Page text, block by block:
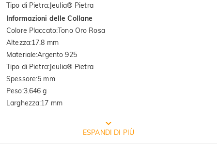
Tipo di Pietra:Jeulia® Pietra
Informazioni delle Collane
Colore Placcato:Tono Oro Rosa
Altezza:17.8 mm
Materiale:Argento 925
Tipo di Pietra:Jeulia® Pietra
Spessore:5 mm
Peso:3.646 g
Larghezza:17 mm
CONFEZIONE GRATUITA JEULIA
ESPANDI DI PIÙ